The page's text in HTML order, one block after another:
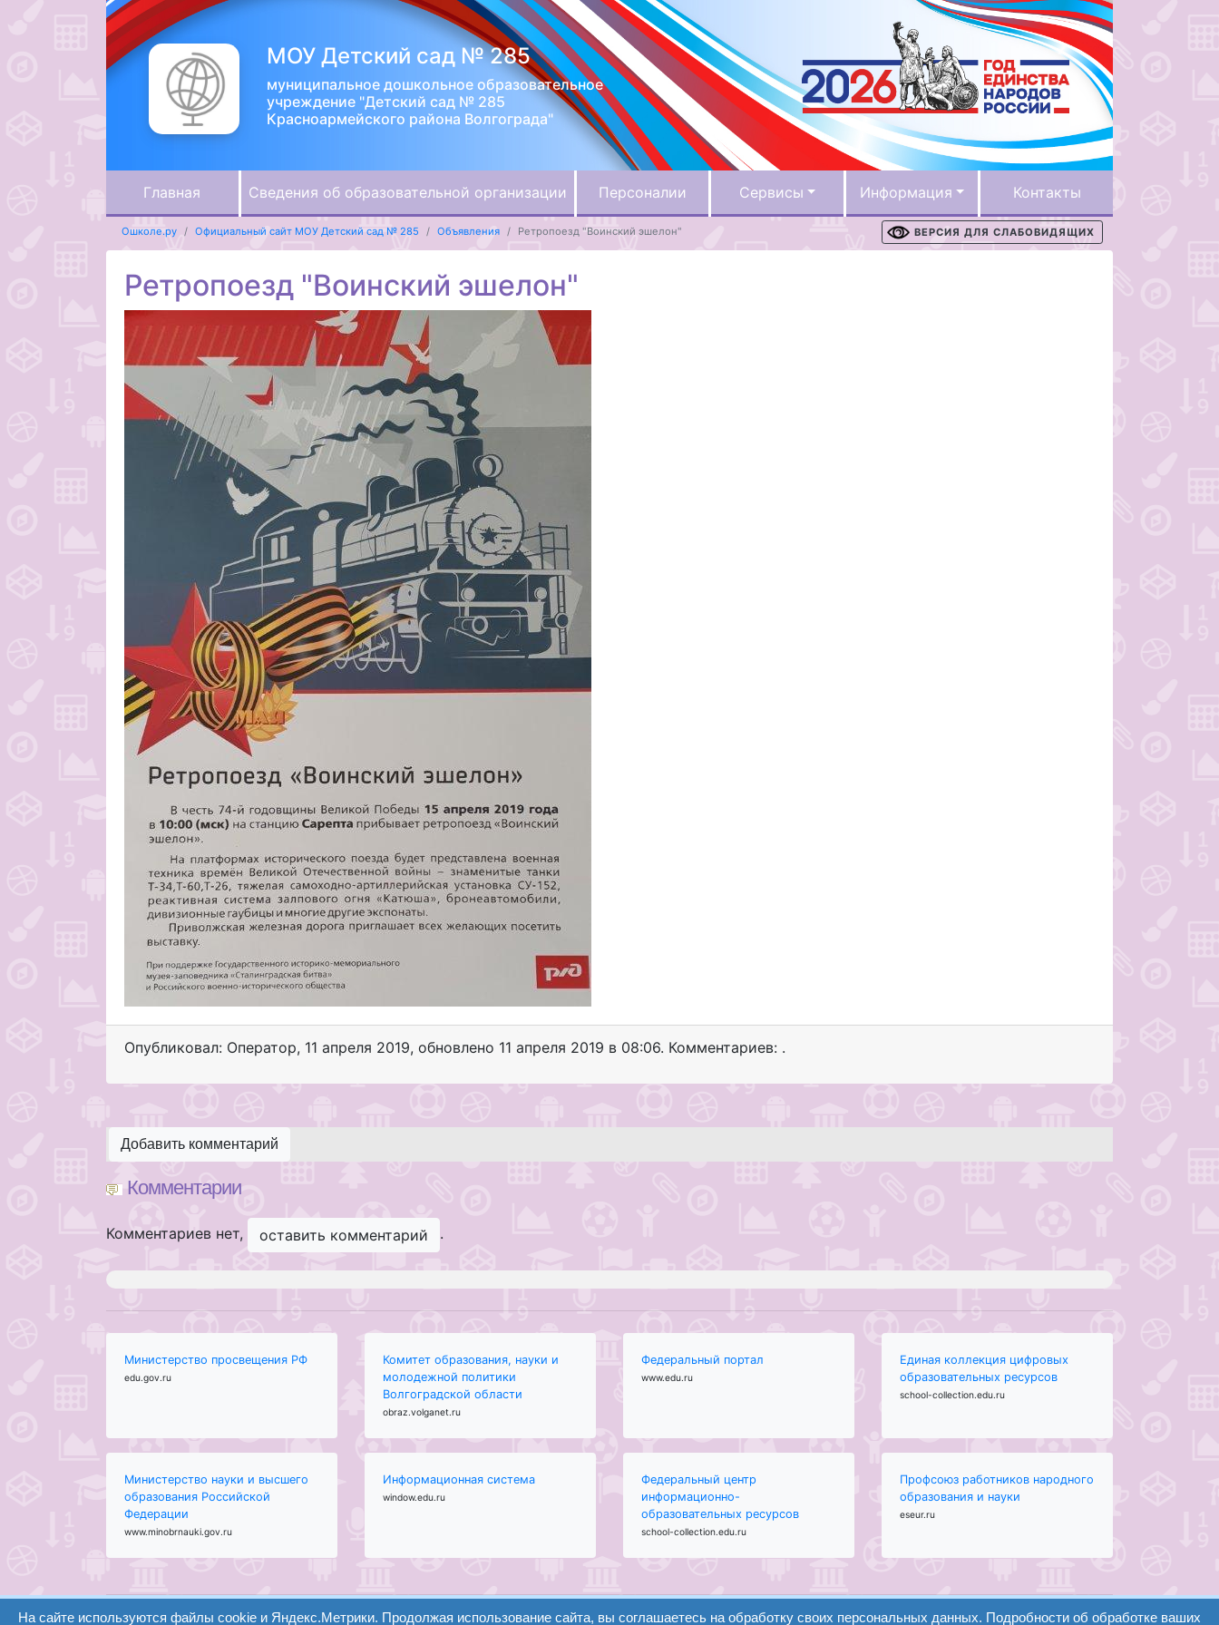
МОУ Детский сад № 285
муниципальное дошкольное образовательное
учреждение "Детский сад № 285
Красноармейского района Волгограда"
Главная Сведения об образовательной организации Персоналии Сервисы Информация Контакты
Ошколе.ру Официальный сайт МОУ Детский сад № 285 Объявления Ретропоезд "Воинский эшелон" ВЕРСИЯ ДЛЯ СЛАБОВИДЯЩИХ
Ретропоезд "Воинский эшелон"
Опубликовал: Оператор, 11 апреля 2019, обновлено 11 апреля 2019 в 08:06. Комментариев: .
Добавить комментарий
Комментарии
Комментариев нет, оставить комментарий .
Министерство просвещения РФ
edu.gov.ru
Комитет образования, науки и
молодежной политики
Волгоградской области
obraz.volganet.ru
Федеральный портал
www.edu.ru
Единая коллекция цифровых
образовательных ресурсов
school-collection.edu.ru
Министерство науки и высшего
образования Российской
Федерации
www.minobrnauki.gov.ru
Информационная система
window.edu.ru
Федеральный центр
информационно-
образовательных ресурсов
school-collection.edu.ru
Профсоюз работников народного
образования и науки
eseur.ru
На сайте используются файлы cookie и Яндекс.Метрики. Продолжая использование сайта, вы соглашаетесь на обработку своих персональных данных. Подробности об обработке ваших